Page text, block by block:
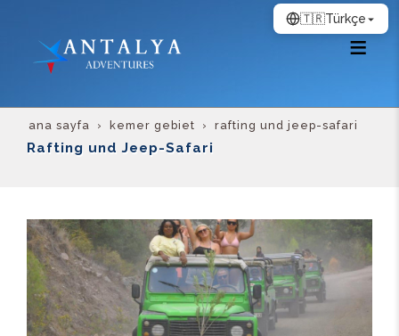
ana sayfa kemer gebiet rafting und jeep-safari
Rafting und Jeep-Safari
🇹🇷Türkçe